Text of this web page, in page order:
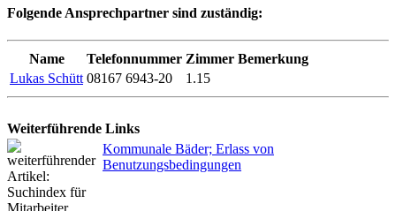
Folgende Ansprechpartner sind zuständig:
Name Telefonnummer Zimmer Bemerkung
Lukas Schütt 08167 6943-20 1.15
Weiterführende Links
Kommunale Bäder; Erlass von
Benutzungsbedingungen